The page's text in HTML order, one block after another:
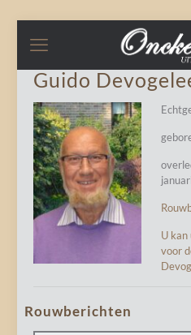
Guido
U
voor
Rouwberichten